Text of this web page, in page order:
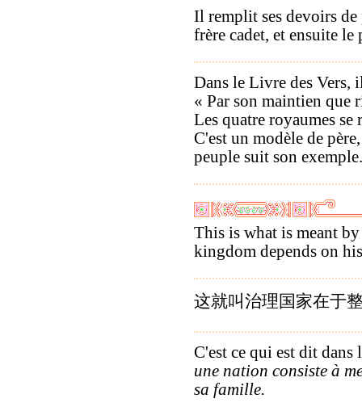
Il remplit ses devoirs de
frère cadet, et ensuite
Dans le Livre des Vers,
« Par son maintien que
Les quatre royaumes se
C'est un modèle de
peuple suit son exemple.
This is what is meant
kingdom depends on
这就叫治理国家在于
C'est ce qui est dit dans
une nation consiste à
sa famille.